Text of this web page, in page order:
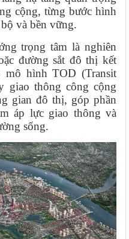
cộng, từng bước hình
và bền vững.
trọng tâm là nghiên
đường sắt đô thị kết
hình TOD (Transit
giao thông công cộng
gian đô thị, góp phần
áp lực giao thông và
sống.